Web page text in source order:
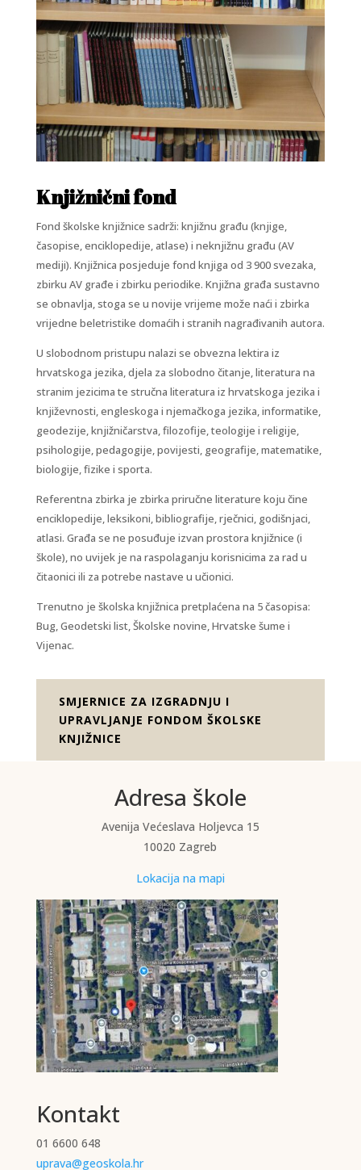
Knjižnični fond
Fond školske knjižnice sadrži: knjižnu građu (knjige,
časopise, enciklopedije, atlase) i neknjižnu građu (AV
mediji). Knjižnica posjeduje fond knjiga od 3 900 svezaka,
zbirku AV građe i zbirku periodike. Knjižna građa sustavno
se obnavlja, stoga se u novije vrijeme može naći i zbirka
vrijedne beletristike domaćih i stranih nagrađivanih autora.
U slobodnom pristupu nalazi se obvezna lektira iz
hrvatskoga jezika, djela za slobodno čitanje, literatura na
stranim jezicima te stručna literatura iz hrvatskoga jezika i
književnosti, engleskoga i njemačkoga jezika, informatike,
geodezije, knjižničarstva, filozofije, teologije i religije,
psihologije, pedagogije, povijesti, geografije, matematike,
biologije, fizike i sporta.
Referentna zbirka je zbirka priručne literature koju čine
enciklopedije, leksikoni, bibliografije, rječnici, godišnjaci,
atlasi. Građa se ne posuđuje izvan prostora knjižnice (i
škole), no uvijek je na raspolaganju korisnicima za rad u
čitaonici ili za potrebe nastave u učionici.
Trenutno je školska knjižnica pretplaćena na 5 časopisa:
Bug, Geodetski list, Školske novine, Hrvatske šume i
Vijenac.
SMJERNICE ZA IZGRADNJU I
UPRAVLJANJE FONDOM ŠKOLSKE
KNJIŽNICE
Adresa škole
Avenija Većeslava Holjevca 15
10020 Zagreb
Lokacija na mapi
Kontakt
01 6600 648
uprava@geoskola.hr